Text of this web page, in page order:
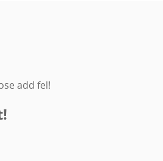
add fel!